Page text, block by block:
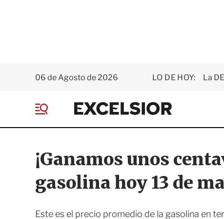
06 de Agosto de 2026 LO DE HOY: La
E
x
e
o
e
¡Ganamos unos
gasolina hoy 13 de
Este es el precio promedio de la gasolina en